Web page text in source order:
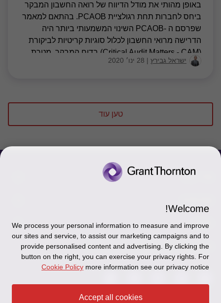
באופן מהותי את מודל הדיווח של רואה החשבון המבקר
ביחס לחברות תחת רגולציית PCAOB. בהתאם למאמר
שפרסם ה -PCAOB השינוי המשמעותי ביותר היה
הדרישה מרואי החשבון לכלול סוגיות קריטיות לביקורת
(Critical Audit Matters - CAM) בדוח המבקר. מטרת
הדרישה הינה לספק מידע ספציפי לביקורת למשקיעים
ישראל גבירץ | 28 ינו׳ 2020
טען עוד
צור קשר
כניסה לעובדים - דוא"ל
כניסה לעובדים - דוחות עבודה
אודותינו
זיכרון והנצחה
תקנון
מדיניות הפרטיות
Disclaimer
Ethics Hotline
עקבו אחרינו ברשתות החברתיות
Welcome!
We process your personal information to measure and improve
our sites and service, to assist our marketing campaigns and to
provide personalised content and advertising. By clicking the
button on the right, you can exercise your privacy rights. For
more information see our privacy notice
Cookie Policy
Accept all cookies